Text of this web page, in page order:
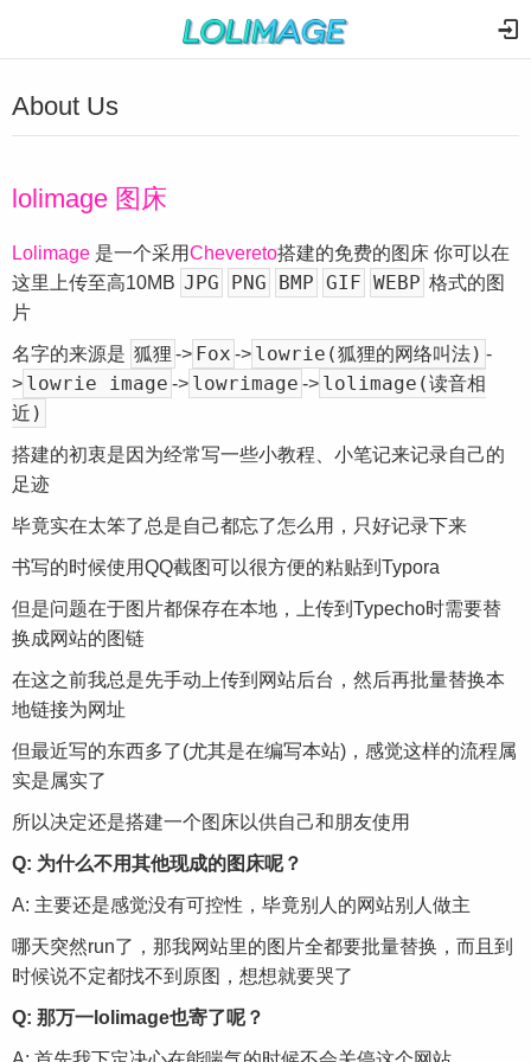
About Us
lolimage 图床
Lolimage 是一个采用Chevereto搭建的免费的图床 你可以在
这里上传至高10MB JPG PNG BMP GIF WEBP 格式的图
片
名字的来源是 狐狸 -> Fox -> lowrie(狐狸的网络叫法) -
> lowrie image -> lowrimage -> lolimage(读音相
近)
搭建的初衷是因为经常写一些小教程、小笔记来记录自己的
足迹
毕竟实在太笨了总是自己都忘了怎么用，只好记录下来
书写的时候使用QQ截图可以很方便的粘贴到Typora
但是问题在于图片都保存在本地，上传到Typecho时需要替
换成网站的图链
在这之前我总是先手动上传到网站后台，然后再批量替换本
地链接为网址
但最近写的东西多了(尤其是在编写本站)，感觉这样的流程属
实是属实了
所以决定还是搭建一个图床以供自己和朋友使用
Q: 为什么不用其他现成的图床呢？
A: 主要还是感觉没有可控性，毕竟别人的网站别人做主
哪天突然run了，那我网站里的图片全都要批量替换，而且到
时候说不定都找不到原图，想想就要哭了
Q: 那万一lolimage也寄了呢？